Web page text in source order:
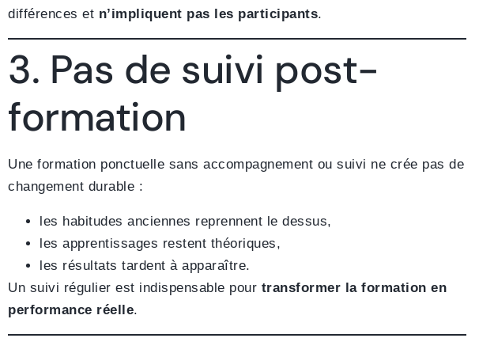
différences et n’impliquent pas les participants.
3. Pas de suivi post-
formation
Une formation ponctuelle sans accompagnement ou suivi ne crée pas de
changement durable :
les habitudes anciennes reprennent le dessus,
les apprentissages restent théoriques,
les résultats tardent à apparaître.
Un suivi régulier est indispensable pour transformer la formation en
performance réelle.